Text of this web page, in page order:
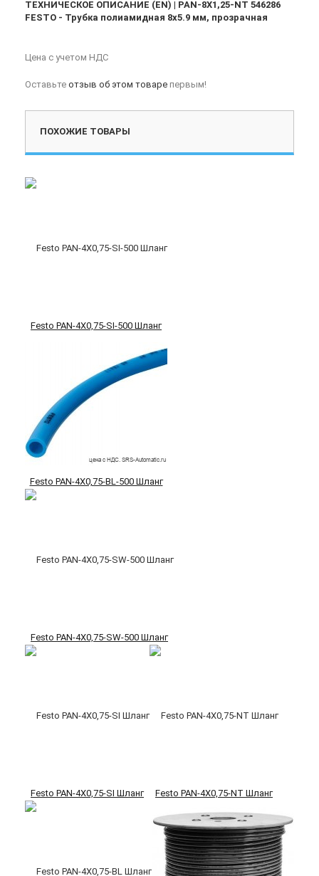
ТЕХНИЧЕСКОЕ ОПИСАНИЕ (EN) | PAN-8X1,25-NT 546286
FESTO - Трубка полиамидная 8x5.9 мм, прозрачная
Цена с учетом НДС
Оставьте отзыв об этом товаре первым!
ПОХОЖИЕ ТОВАРЫ
Festo PAN-4X0,75-SI-500 Шланг
Festo PAN-4X0,75-BL-500 Шланг
Festo PAN-4X0,75-SW-500 Шланг
Festo PAN-4X0,75-SI Шланг Festo PAN-4X0,75-NT Шланг